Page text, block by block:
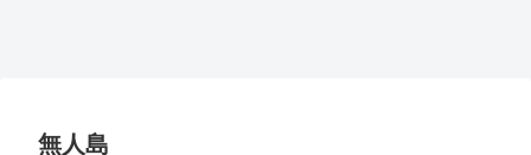
無人島